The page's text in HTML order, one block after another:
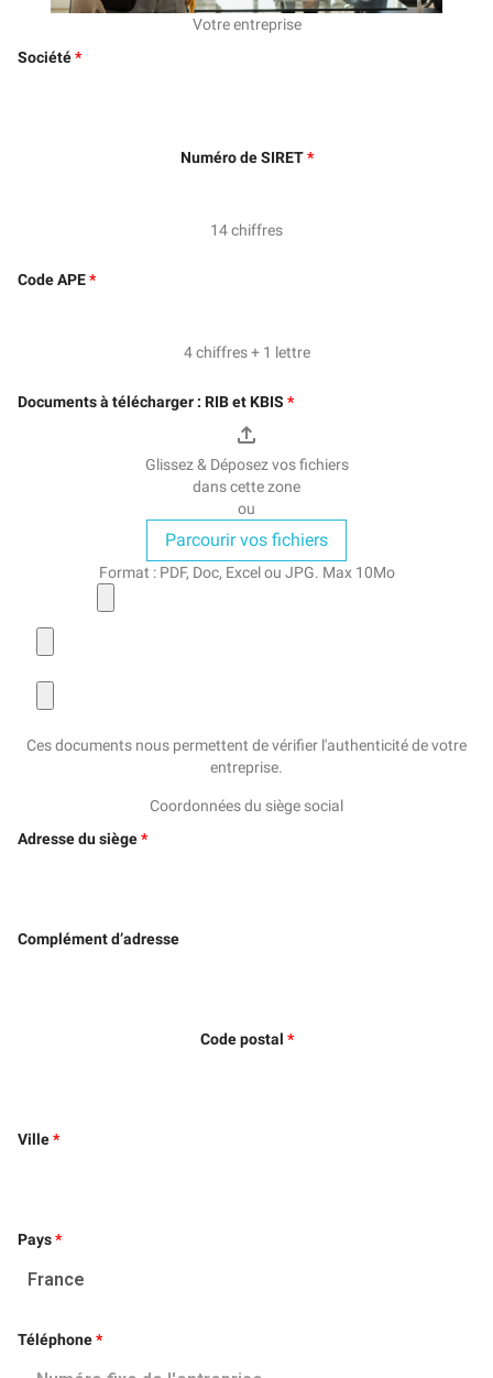
Votre entreprise
Société
Numéro de SIRET
14 chiffres
Code APE
4 chiffres + 1 lettre
Documents à télécharger : RIB et KBIS
file_upload
Glissez & Déposez vos fichiers
dans cette zone
ou
Parcourir vos fichiers
Format : PDF, Doc, Excel ou JPG. Max 10Mo
Ces documents nous permettent de vérifier l'authenticité de votre
entreprise.
Coordonnées du siège social
Adresse du siège
Complément d’adresse
Code postal
Ville
Pays
Téléphone